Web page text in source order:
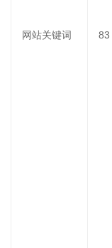
网站关键词 83